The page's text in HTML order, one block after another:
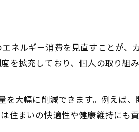
ネルギー消費を見直すことが、
を拡充しており、個人の取り組
を大幅に削減できます。例えば
住まいの快適性や健康維持にも